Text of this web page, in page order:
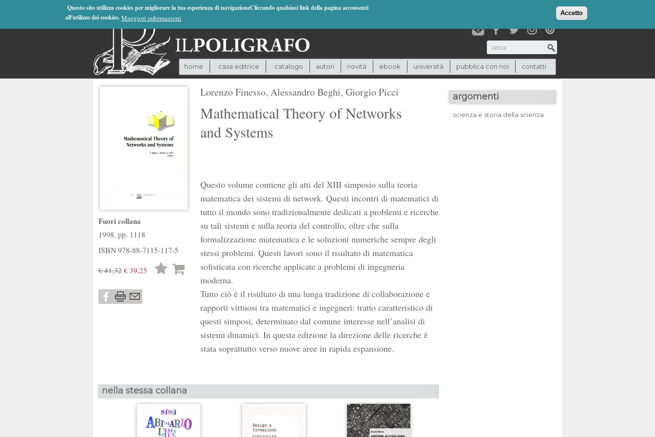
Questo sito utilizza cookies per migliorare la tua esperienza di navigazioneCliccando qualsiasi link della pagina acconsenti
all'utilizzo dei cookies. Maggiori informazioni
Accetto
(0)
Cerca
home casa editrice catalogo autori novità ebook università pubblica con noi contatti
Fuori collana
1998, pp. 1118
ISBN978-88-7115-117-5
€ 41,32€ 39,25
Lista
Lorenzo Finesso, Alessandro Beghi, Giorgio Picci
Mathematical Theory of Networks
and Systems
Questo volume contiene gli atti del XIII simposio sulla teoria
matematica dei sistemi di network. Questi incontri di matematici di
tutto il mondo sono tradizionalmente dedicati a problemi e ricerche
su tali sistemi e sulla teoria del controllo, oltre che sulla
formalizzazione matematica e le soluzioni numeriche sempre degli
stessi problemi. Questi lavori sono il risultato di matematica
sofisticata con ricerche applicate a problemi di ingegneria
moderna.
Tutto ciò è il risultato di una lunga tradizione di collaborazione e
rapporti virtuosi tra matematici e ingegneri: tratto caratteristico di
questi simposi, determinato dal comune interesse nell’analisi di
sistemi dinamici. In questa edizione la direzione delle ricerche è
stata soprattutto verso nuove aree in rapida espansione.
nella stessa collana
argomenti
scienza e storia della scienza